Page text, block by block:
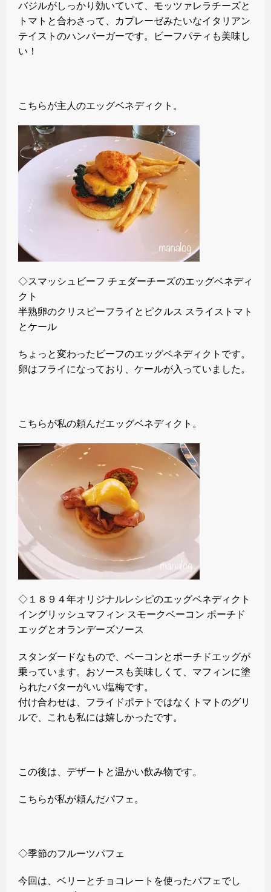
バジルがしっかり効いていて、モッツァレラチーズと
トマトと合わさって、カプレーゼみたいなイタリアン
テイストのハンバーガーです。ビーフパティも美味し
い！
こちらが主人のエッグベネディクト。
◇スマッシュビーフ チェダーチーズのエッグベネディ
クト
半熟卵のクリスピーフライとピクルス スライストマト
とケール
ちょっと変わったビーフのエッグベネディクトです。
卵はフライになっており、ケールが入っていました。
こちらが私の頼んだエッグベネディクト。
◇１８９４年オリジナルレシピのエッグベネディクト
イングリッシュマフィン スモークベーコン ポーチド
エッグとオランデーズソース
スタンダードなもので、ベーコンとポーチドエッグが
乗っています。おソースも美味しくて、マフィンに塗
られたバターがいい塩梅です。
付け合わせは、フライドポテトではなくトマトのグリ
ルで、これも私には嬉しかったです。
この後は、デザートと温かい飲み物です。
こちらが私が頼んだパフェ。
◇季節のフルーツパフェ
今回は、ベリーとチョコレートを使ったパフェでし